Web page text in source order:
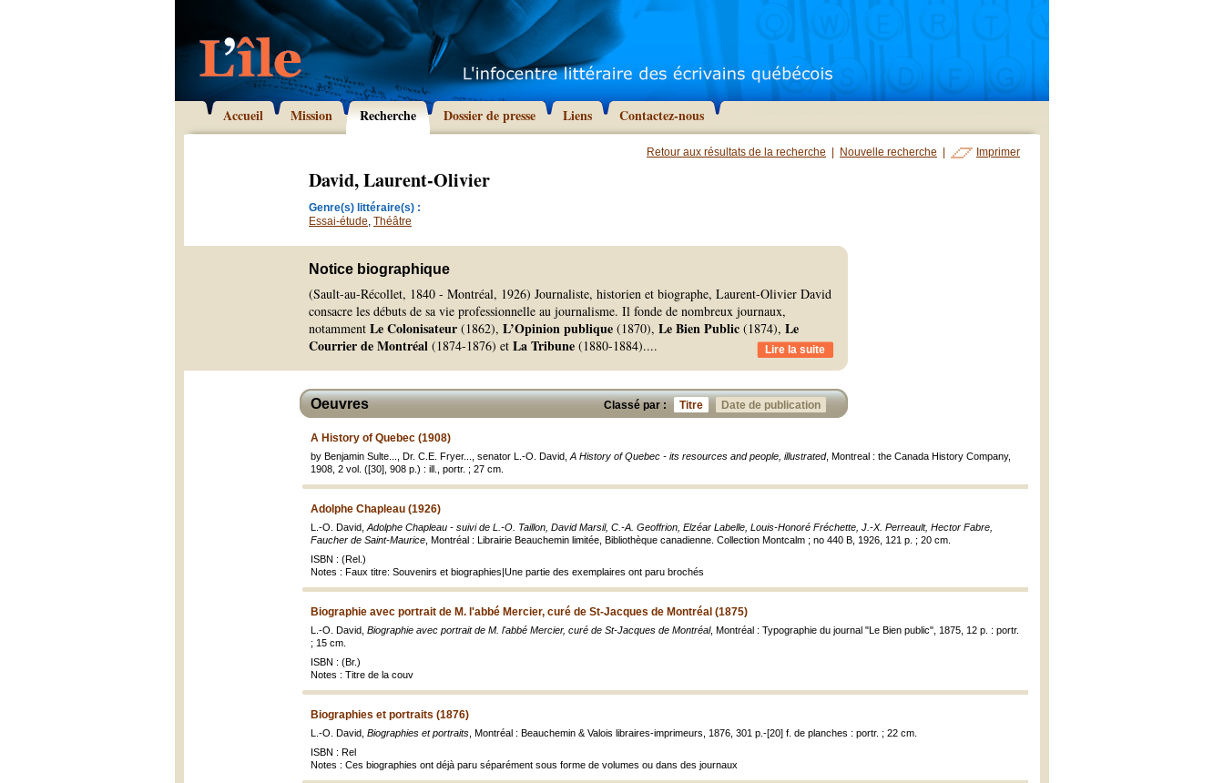
Accueil Mission Recherche Dossier de presse Liens Contactez-nous
Retour aux résultats de la recherche Nouvelle recherche Imprimer
David, Laurent-Olivier
Genre(s) littéraire(s) :
Essai-étude, Théâtre
Notice biographique
(Sault-au-Récollet, 1840 - Montréal, 1926) Journaliste, historien et biographe, Laurent-Olivier David
consacre les débuts de sa vie professionnelle au journalisme. Il fonde de nombreux journaux,
notamment Le Colonisateur (1862), L’Opinion publique (1870), Le Bien Public (1874), Le
Courrier de Montréal (1874-1876) et La Tribune (1880-1884).... Lire la suite
Classé par : Titre Date de publication
Oeuvres
A History of Quebec (1908)
by Benjamin Sulte..., Dr. C.E. Fryer..., senator L.-O. David, A History of Quebec - its resources and people, illustrated, Montreal : the Canada History Company,
1908, 2 vol. ([30], 908 p.) : ill., portr. ; 27 cm.
Adolphe Chapleau (1926)
L.-O. David, Adolphe Chapleau - suivi de L.-O. Taillon, David Marsil, C.-A. Geoffrion, Elzéar Labelle, Louis-Honoré Fréchette, J.-X. Perreault, Hector Fabre,
Faucher de Saint-Maurice , Montréal : Librairie Beauchemin limitée, Bibliothèque canadienne. Collection Montcalm ; no 440 B, 1926, 121 p. ; 20 cm.
ISBN : (Rel.)
Notes : Faux titre: Souvenirs et biographies|Une partie des exemplaires ont paru brochés
Biographie avec portrait de M. l'abbé Mercier, curé de St-Jacques de Montréal (1875)
L.-O. David, Biographie avec portrait de M. l'abbé Mercier, curé de St-Jacques de Montréal, Montréal : Typographie du journal "Le Bien public", 1875, 12 p. : portr.
; 15 cm.
ISBN : (Br.)
Notes : Titre de la couv
Biographies et portraits (1876)
L.-O. David, Biographies et portraits , Montréal : Beauchemin & Valois libraires-imprimeurs, 1876, 301 p.-[20] f. de planches : portr. ; 22 cm.
ISBN : Rel
Notes : Ces biographies ont déjà paru séparément sous forme de volumes ou dans des journaux